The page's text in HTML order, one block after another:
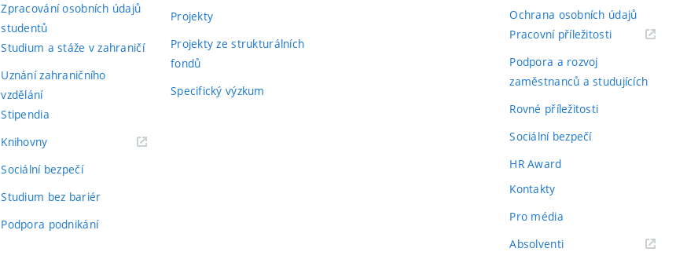
Zpracování osobních údajů
studentů
Studium a stáže v zahraničí
Uznání zahraničního
vzdělání
Stipendia
Knihovny(externí
Sociální bezpečí
Studium bez bariér
Podpora podnikání
Projekty
Projekty ze strukturálních
fondů
Specifický výzkum
Ochrana osobních údajů
Pracovní příležitosti(externí
Podpora a rozvoj
zaměstnanců a studujících
Rovné příležitosti
Sociální bezpečí
HR Award
Kontakty
Pro média
Absolventi(externí